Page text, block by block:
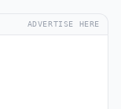
ADVERTISE HERE